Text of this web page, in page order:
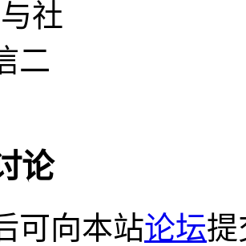
论
可向本站论坛提